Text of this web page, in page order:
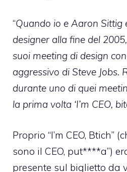
“Quando io e Aaron Sittig
designer alla fine del
suoi meeting di design
aggressivo di Steve Jobs.
durante uno di quei
la prima volta ‘I’m CEO,
Proprio “I’m CEO, Btich”
sono il CEO, put****a”)
presente sul biglietto da